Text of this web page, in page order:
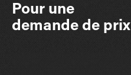
Pour une
demande de prix